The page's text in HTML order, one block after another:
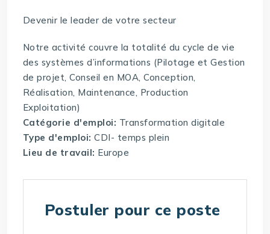
Devenir le leader de votre secteur
Notre activité couvre la totalité du cycle de vie
des systèmes d’informations (Pilotage et Gestion
de projet, Conseil en MOA, Conception,
Réalisation, Maintenance, Production
Exploitation)
Catégorie d'emploi: Transformation digitale
Type d'emploi:CDI- temps plein
Lieu de travail: Europe
Postuler pour ce poste